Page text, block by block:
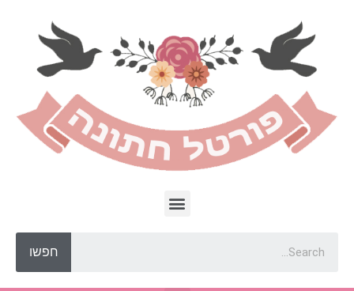
חפשו